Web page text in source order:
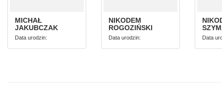
MICHAŁ
JAKUBCZAK
Data urodzin:
NIKODEM
ROGOZIŃSKI
Data urodzin: Data